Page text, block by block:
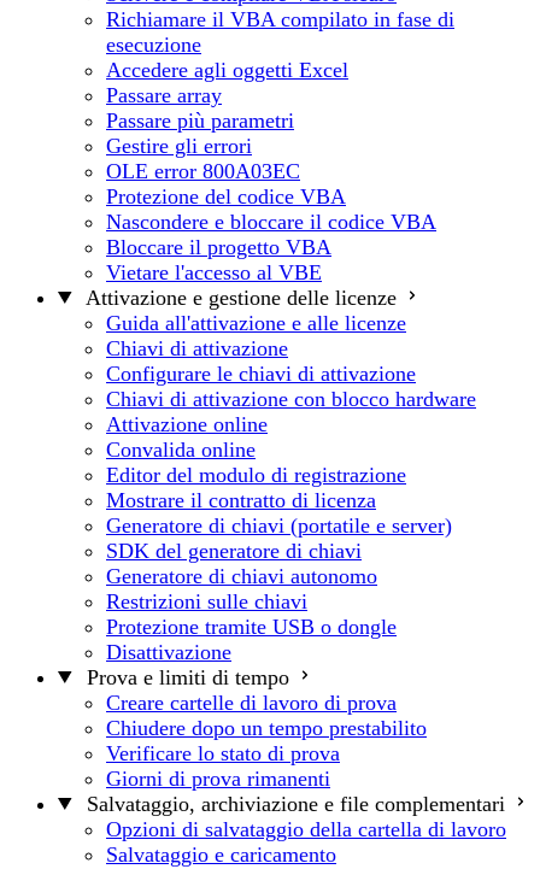
Richiamare il VBA compilato in fase di
esecuzione
Accedere agli oggetti Excel
Passare array
Passare più parametri
Gestire gli errori
OLE error 800A03EC
Protezione del codice VBA
Nascondere e bloccare il codice VBA
Bloccare il progetto VBA
Vietare l'accesso al VBE
Attivazione e gestione delle licenze
Guida all'attivazione e alle licenze
Chiavi di attivazione
Configurare le chiavi di attivazione
Chiavi di attivazione con blocco hardware
Attivazione online
Convalida online
Editor del modulo di registrazione
Mostrare il contratto di licenza
Generatore di chiavi (portatile e server)
SDK del generatore di chiavi
Generatore di chiavi autonomo
Restrizioni sulle chiavi
Protezione tramite USB o dongle
Disattivazione
Prova e limiti di tempo
Creare cartelle di lavoro di prova
Chiudere dopo un tempo prestabilito
Verificare lo stato di prova
Giorni di prova rimanenti
Salvataggio, archiviazione e file complementari
Opzioni di salvataggio della cartella di lavoro
Salvataggio e caricamento